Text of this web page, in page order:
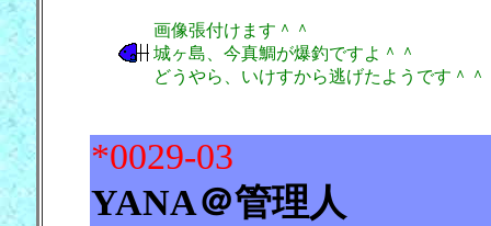
画像張付けます＾＾
城ヶ島、今真鯛が爆釣ですよ＾＾
どうやら、いけすから逃げたようです＾＾
*0029-03
YANA＠管理人